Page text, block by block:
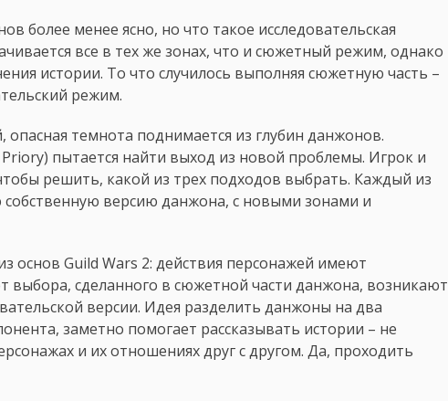
более менее ясно, но что такое исследовательская
все в тех же зонах, что и сюжетный режим, однако
истории. То что случилось выполняя сюжетную часть –
режим.
опасная темнота поднимается из глубин данжонов.
пытается найти выход из новой проблемы. Игрок и
решить, какой из трех подходов выбрать. Каждый из
собственную версию данжона, с новыми зонами и
основ Guild Wars 2: действия персонажей имеют
выбора, сделанного в сюжетной части данжона, возникают
версии. Идея разделить данжоны на два
заметно помогает рассказывать истории – не
и их отношениях друг с другом. Да, проходить